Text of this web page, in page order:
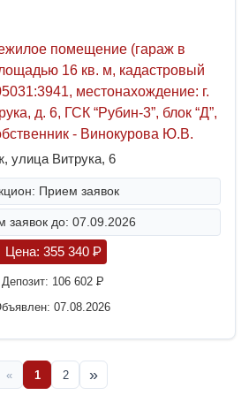
помещение (гараж в
16 кв. м, кадастровый
местонахождение: г.
д. 6, ГСК “Рубин-3”, блок “Д”,
- Винокурова Ю.В.
улица Витрука, 6
Прием заявок
заявок до: 07.09.2026
Цена: 355 340 P
Депозит: 106 602 P
07.08.2026
« 1 2 »